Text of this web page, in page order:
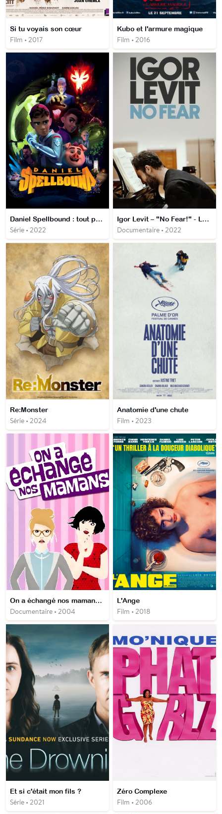
Si tu voyais son cœur
Film • 2017
Kubo et l'armure magique
Film • 2016
Daniel Spellbound : tout pour la magie
Série • 2022
Igor Levit – "No Fear!" - Le cri de ralliement du pianiste
Documentaire • 2022
Re:Monster
Série • 2024
Anatomie d'une chute
Film • 2023
On a échangé nos mamans USA
Documentaire • 2004
L'Ange
Film • 2018
Et si c'était mon fils ?
Série • 2021
Zéro Complexe
Film • 2006